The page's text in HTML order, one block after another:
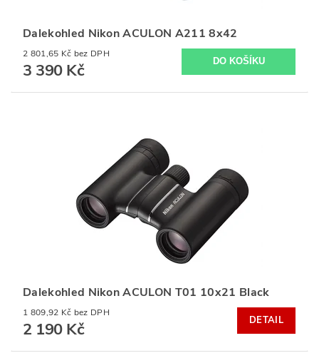
Dalekohled Nikon ACULON A211 8x42
2 801,65 Kč bez DPH
3 390 Kč
Dalekohled Nikon ACULON T01 10x21 Black
1 809,92 Kč bez DPH
2 190 Kč DETAIL